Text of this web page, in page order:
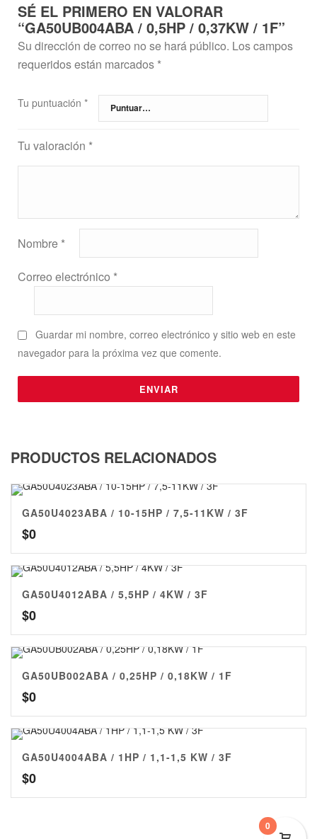
SÉ EL PRIMERO EN VALORAR
“GA50UB004ABA / 0,5HP / 0,37KW / 1F”
Su dirección de correo no se hará público. Los campos
requeridos están marcados *
Tu puntuación *
Tu valoración *
Nombre *
Correo electrónico *
Guardar mi nombre, correo electrónico y sitio web en este
navegador para la próxima vez que comente.
PRODUCTOS RELACIONADOS
GA50U4023ABA / 10-15HP / 7,5-11KW / 3F
$0
GA50U4012ABA / 5,5HP / 4KW / 3F
$0
GA50UB002ABA / 0,25HP / 0,18KW / 1F
$0
GA50U4004ABA / 1HP / 1,1-1,5 KW / 3F
$0
0